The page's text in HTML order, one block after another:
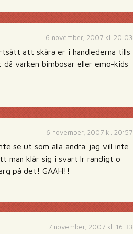
6 november, 2007 kl. 20:03
att skära er i handlederna tills
varken bimbosar eller emo-kids
6 november, 2007 kl. 20:57
se ut som alla andra. jag vill inte
man klär sig i svart lr randigt o
på det! GAAH!!
7 november, 2007 kl. 16:33